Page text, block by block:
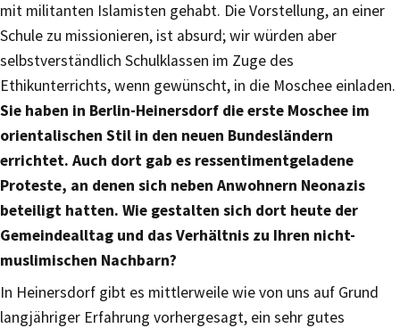
mit militanten Islamisten gehabt. Die Vorstellung, an einer
Schule zu missionieren, ist absurd; wir würden aber
selbstverständlich Schulklassen im Zuge des
Ethikunterrichts, wenn gewünscht, in die Moschee einladen.
Sie haben in Berlin-Heinersdorf die erste Moschee im
orientalischen Stil in den neuen Bundesländern
errichtet. Auch dort gab es ressentimentgeladene
Proteste, an denen sich neben Anwohnern Neonazis
beteiligt hatten. Wie gestalten sich dort heute der
Gemeindealltag und das Verhältnis zu Ihren nicht-
muslimischen Nachbarn?
In Heinersdorf gibt es mittlerweile wie von uns auf Grund
langjähriger Erfahrung vorhergesagt, ein sehr gutes